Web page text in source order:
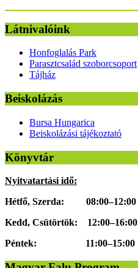
Látnivalóink
Honfoglalás Park
Parasztcsalád szoborcsoport
Tájház
Beiskolázás
Bursa Hungarica
Beiskolázási tájékoztató
Könyvtár
Nyitvatartási idő:
Hétfő, Szerda: 08:00–12:00
Kedd, Csütörtök: 12:00–16:00
Péntek: 11:00–15:00